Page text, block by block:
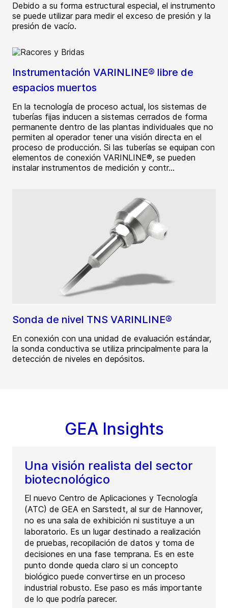
Debido a su forma estructural especial, el instrumento
se puede utilizar para medir el exceso de presión y la
presión de vacío.
Instrumentación VARINLINE® libre de
espacios muertos
En la tecnología de proceso actual, los sistemas de
tuberías fijas inducen a sistemas cerrados de forma
permanente dentro de las plantas individuales que no
permiten al operador tener una visión directa en el
proceso de producción. Si las tuberías se equipan con
elementos de conexión VARINLINE®, se pueden
instalar instrumentos de medición y contr...
Sonda de nivel TNS VARINLINE®
En conexión con una unidad de evaluación estándar,
la sonda conductiva se utiliza principalmente para la
detección de niveles en depósitos.
GEA Insights
Una visión realista del sector
biotecnológico
El nuevo Centro de Aplicaciones y Tecnología
(ATC) de GEA en Sarstedt, al sur de Hannover,
no es una sala de exhibición ni sustituye a un
laboratorio. Es un lugar destinado a realización
de pruebas, recopilación de datos y toma de
decisiones en una fase temprana. Es en este
punto donde queda claro si un concepto
biológico puede convertirse en un proceso
industrial robusto. Ese paso es más importante
de lo que podría parecer.